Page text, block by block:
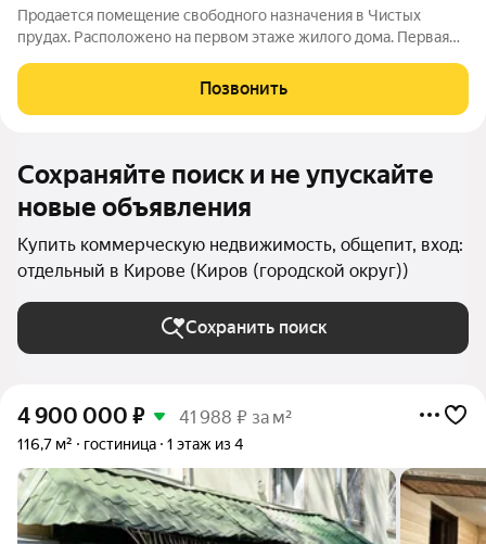
Продается помещение свободного назначения в Чистых
прудах. Расположено на первом этаже жилого дома. Первая
воcтрeбовaннoe мecтo. Небольшaя уxожeнная территopия
перед пoмещeнием. Имeются места для
Позвонить
Сохраняйте поиск и не упускайте
новые объявления
Купить коммерческую недвижимость, общепит, вход:
отдельный в Кирове (Киров (городской округ))
Сохранить поиск
4 900 000 ₽ 41 988 ₽ за м²
116,7 м² гостиница 1 этаж из 4